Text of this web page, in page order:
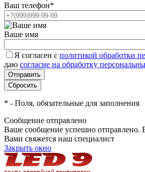
Ваш телефон*
Ваше имя
Я согласен с политикой обработки
даю согласие на обработку
* - Поля, обязательные для заполнения
Сообщение отправлено
Ваше сообщение успешно отправлено.
Вами свяжется наш специалист
Закрыть окно